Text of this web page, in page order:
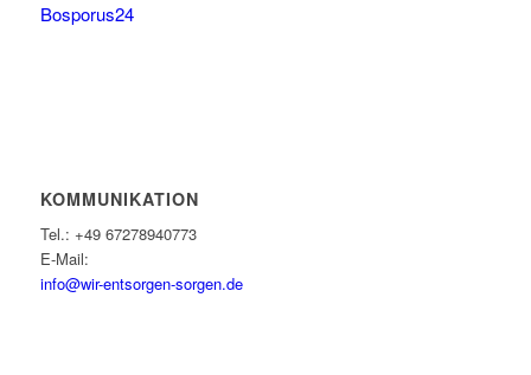
Bosporus24
KOMMUNIKATION
Tel.: +49 67278940773
E-Mail:
info@wir-entsorgen-sorgen.de